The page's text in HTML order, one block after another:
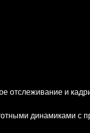
отслеживание и
динамиками с